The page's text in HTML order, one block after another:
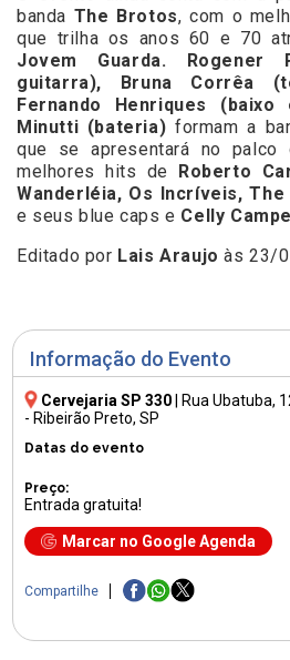
Informação do Evento
Cervejaria SP 330 Rua Ubatuba,
- Ribeirão Preto, SP
Datas do evento
Preço:
Entrada gratuita!
Marcar no Google Agenda
Compartilhe
banda The Brotos, com o
que trilha os anos 60 e 70
Jovem Guarda. Rogener
guitarra), Bruna Corrêa
Fernando Henriques
Minutti (bateria) formam a
que se apresentará no palco
melhores hits de
Roberto
Wanderléia, Os Incríveis, The
e seus blue caps e Celly
Editado por Lais Araujo às 23/